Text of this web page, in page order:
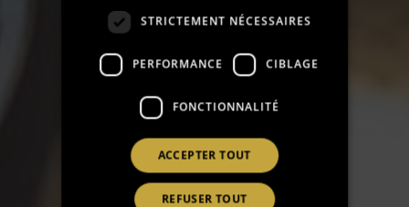
RUSSIAN
STRICTEMENT NÉCESSAIRES
PERFORMANCE CIBLAGE
FONCTIONNALITÉ
ACCEPTER TOUT
REFUSER TOUT